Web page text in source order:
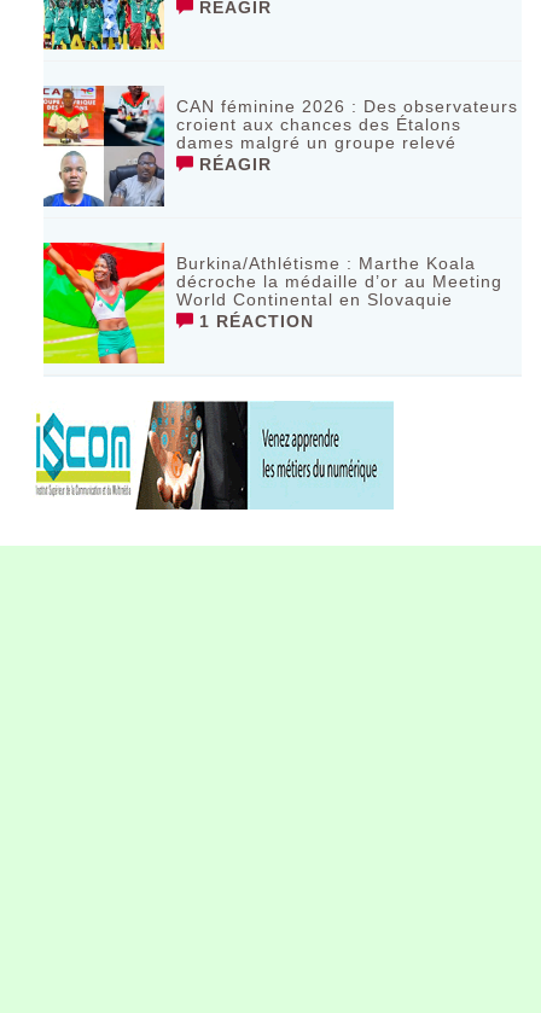
RÉAGIR
CAN féminine 2026 : Des observateurs
croient aux chances des Étalons
dames malgré un groupe relevé
RÉAGIR
Burkina/Athlétisme : Marthe Koala
décroche la médaille d’or au Meeting
World Continental en Slovaquie ‎
1 RÉACTION